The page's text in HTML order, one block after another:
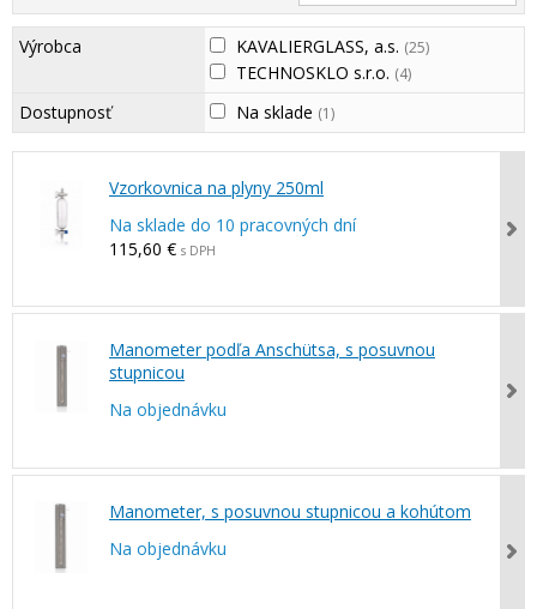
Výrobca KAVALIERGLASS, a.s. (25)
TECHNOSKLO s.r.o. (4)
Dostupnosť Na sklade (1)
Vzorkovnica na plyny 250ml
Na sklade do 10 pracovných dní
115,60 € s DPH
Manometer podľa Anschütsa, s posuvnou
stupnicou
Na objednávku
Manometer, s posuvnou stupnicou a kohútom
Na objednávku